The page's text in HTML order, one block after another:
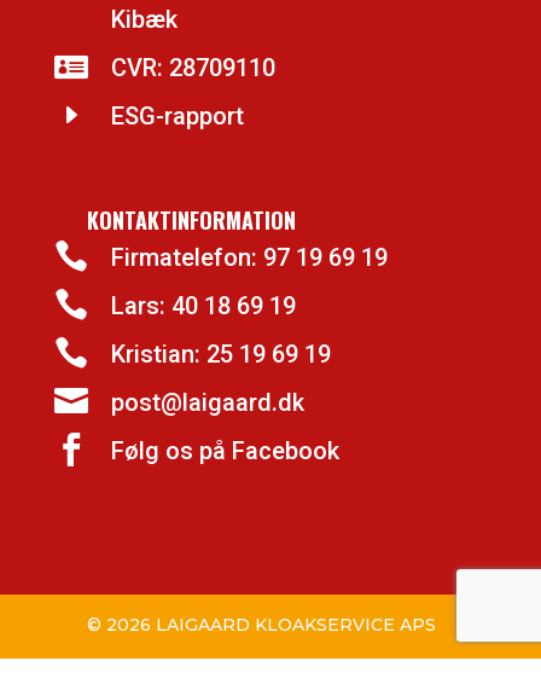
Kibæk
 CVR: 28709110
E ESG-rapport
KONTAKTINFORMATION
 Firmatelefon: 97 19 69 19
 Lars: 40 18 69 19
 Kristian: 25 19 69 19
 post@laigaard.dk
 Følg os på Facebook
© 2026 LAIGAARD KLOAKSERVICE APS